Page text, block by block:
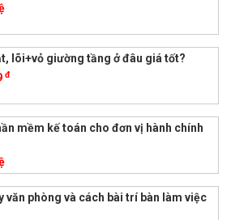
lõi+vỏ giường tầng ở đâu giá tốt?
đ
mềm kế toán cho đơn vị hành chính
văn phòng và cách bài trí bàn làm việc